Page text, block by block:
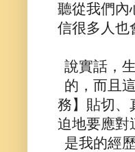
聽從我們內
信很多人也
說實話，
的，而且
務】貼切、
迫地要應對
是我的經